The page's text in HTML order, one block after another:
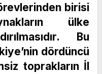
birisi
ülke
Bu
dördüncü
toprakların İl